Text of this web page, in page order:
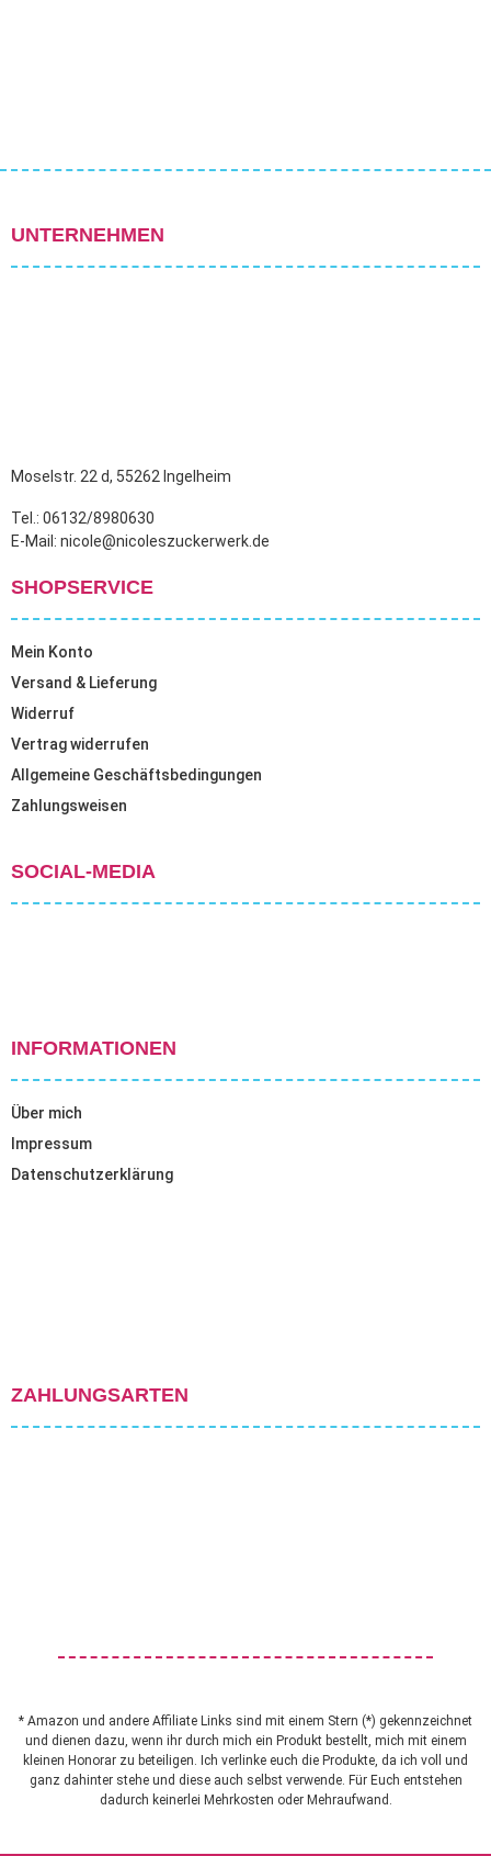
UNTERNEHMEN
Moselstr. 22 d, 55262 Ingelheim
Tel.: 06132/8980630
E-Mail: nicole@nicoleszuckerwerk.de
SHOPSERVICE
Mein Konto
Versand & Lieferung
Widerruf
Vertrag widerrufen
Allgemeine Geschäftsbedingungen
Zahlungsweisen
SOCIAL-MEDIA
INFORMATIONEN
Über mich
Impressum
Datenschutzerklärung
ZAHLUNGSARTEN
* Amazon und andere Affiliate Links sind mit einem Stern (*) gekennzeichnet
und dienen dazu, wenn ihr durch mich ein Produkt bestellt, mich mit einem
kleinen Honorar zu beteiligen. Ich verlinke euch die Produkte, da ich voll und
ganz dahinter stehe und diese auch selbst verwende. Für Euch entstehen
dadurch keinerlei Mehrkosten oder Mehraufwand.